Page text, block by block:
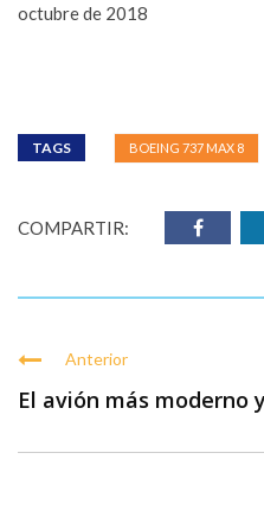
octubre de 2018
TAGS BOEING 737 MAX 8
COMPARTIR:
Anterior
El avión más moderno